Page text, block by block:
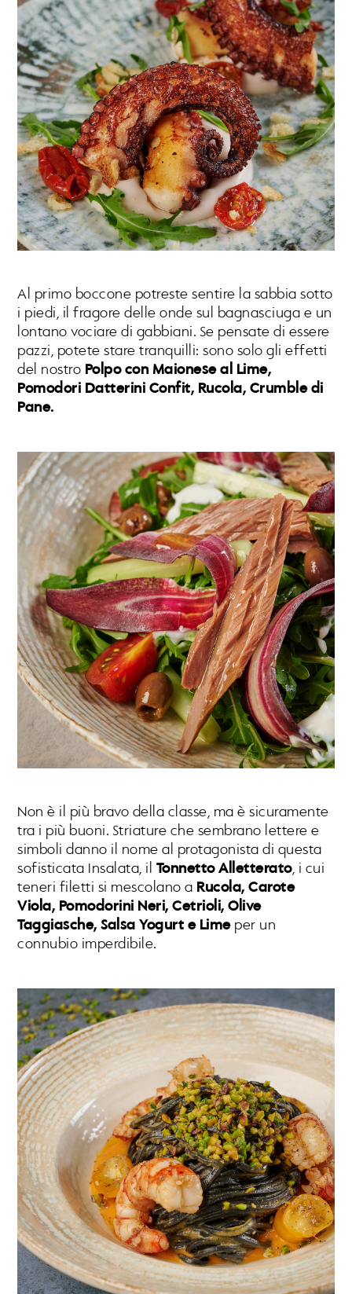
Al primo boccone potreste sentire la sabbia sotto
i piedi, il fragore delle onde sul bagnasciuga e un
lontano vociare di gabbiani. Se pensate di essere
pazzi, potete stare tranquilli: sono solo gli effetti
del nostro Polpo con Maionese al Lime,
Pomodori Datterini Confit, Rucola, Crumble di
Pane.
Non è il più bravo della classe, ma è sicuramente
tra i più buoni. Striature che sembrano lettere e
simboli danno il nome al protagonista di questa
sofisticata Insalata, il Tonnetto Alletterato, i cui
teneri filetti si mescolano a Rucola, Carote
Viola, Pomodorini Neri, Cetrioli, Olive
Taggiasche, Salsa Yogurt e Limeper un
connubio imperdibile.